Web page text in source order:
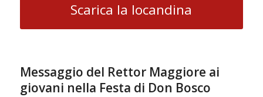
Scarica la locandina
Messaggio del Rettor Maggiore ai
giovani nella Festa di Don Bosco